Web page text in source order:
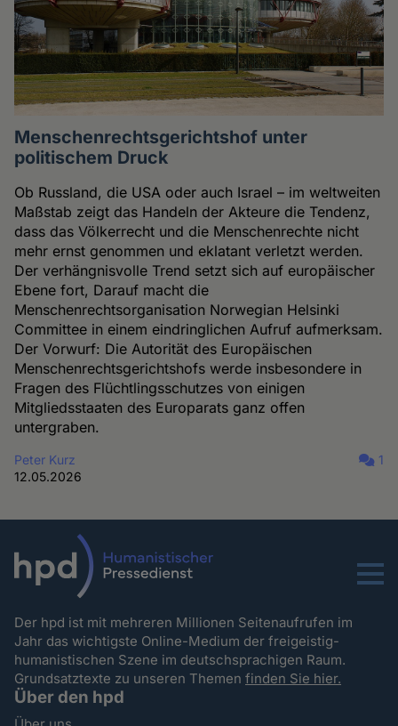
Menschenrechtsgerichtshof unter
politischem Druck
Ob Russland, die USA oder auch Israel – im weltweiten
Maßstab zeigt das Handeln der Akteure die Tendenz,
dass das Völkerrecht und die Menschenrechte nicht
mehr ernst genommen und eklatant verletzt werden.
Der verhängnisvolle Trend setzt sich auf europäischer
Ebene fort, Darauf macht die
Menschenrechtsorganisation Norwegian Helsinki
Committee in einem eindringlichen Aufruf aufmerksam.
Der Vorwurf: Die Autorität des Europäischen
Menschenrechtsgerichtshofs werde insbesondere in
Fragen des Flüchtlingsschutzes von einigen
Mitgliedsstaaten des Europarats ganz offen
untergraben.
Peter Kurz
12.05.2026
1
Menu
Der hpd ist mit mehreren Millionen Seitenaufrufen im
Jahr das wichtigste Online-Medium der freigeistig-
humanistischen Szene im deutschsprachigen Raum.
Grundsatztexte zu unseren Themenfinden Sie hier.
Über den hpd